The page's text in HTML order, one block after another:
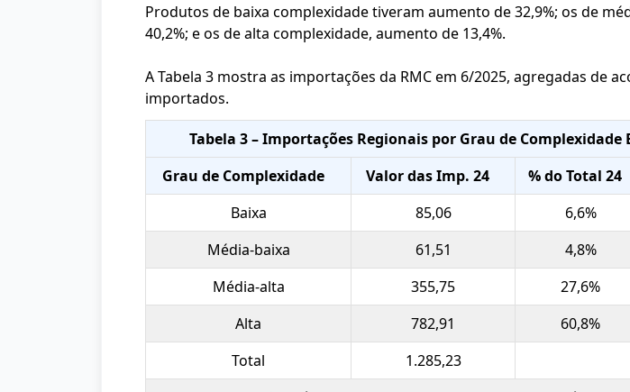
Produtos de baixa complexidade tiveram aumento de 32,9%; os de
40,2%; e os de alta complexidade, aumento de 13,4%.
A Tabela 3 mostra as importações da RMC em 6/2025, agregadas de
importados.
Tabela 3 – Importações Regionais por Grau de
Grau de Complexidade
Valor das Imp. 24 % do Total 24
Baixa
85,06 6,6%
Média-baixa
61,51 4,8%
Média-alta
355,75 27,6%
Alta
782,91 60,8%
Total
1.285,23